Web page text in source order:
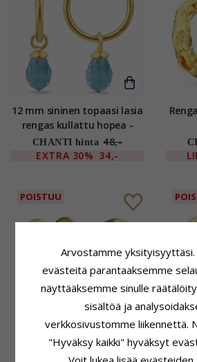
12 mm sininen topaasi lasia
rengas kullattu hopea -
Loom Stones
CHANTI hinta 48,-
EXTRA 30% 34,-
POISTUU
Eliné
Arvostamme
evästeitä parantaaksemme
näyttääksemme sinulle
sisältöä ja
verkkosivustomme liikennettä.
"Hyväksy kaikki" hyväksyt